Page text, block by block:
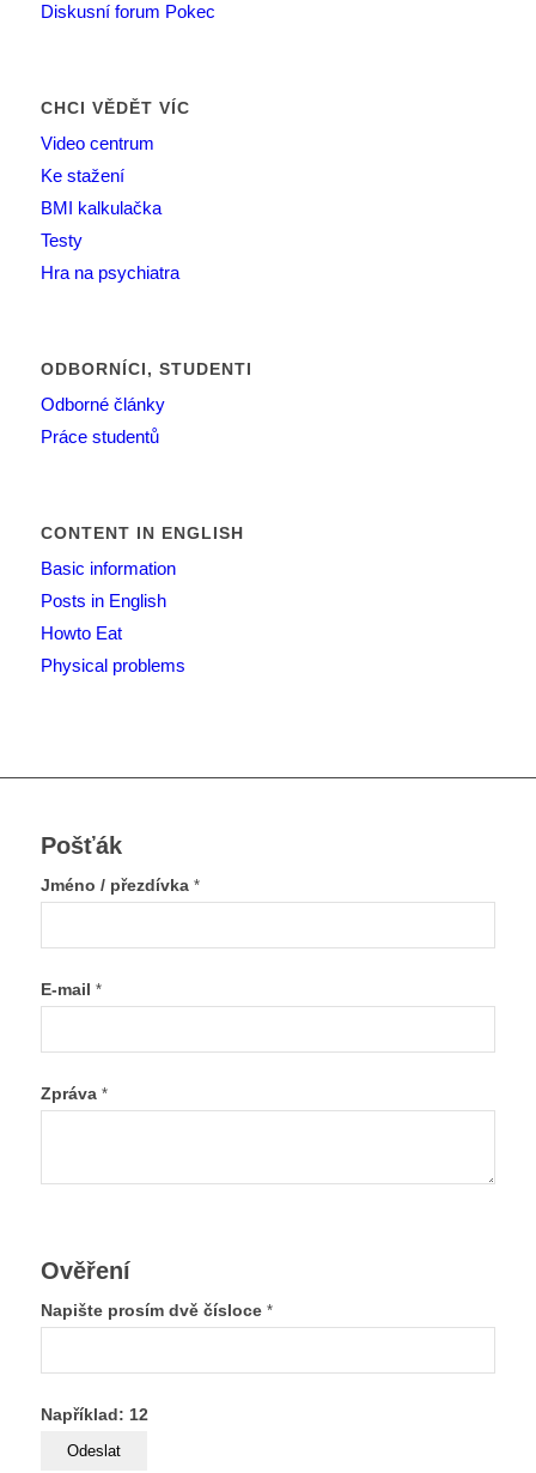
Diskusní forum Pokec
CHCI VĚDĚT VÍC
Video centrum
Ke stažení
BMI kalkulačka
Testy
Hra na psychiatra
ODBORNÍCI, STUDENTI
Odborné články
Práce studentů
CONTENT IN ENGLISH
Basic information
Posts in English
Howto Eat
Physical problems
Pošťák
Jméno / přezdívka *
E-mail *
Zpráva *
Ověření
Napište prosím dvě čísloce *
Například: 12